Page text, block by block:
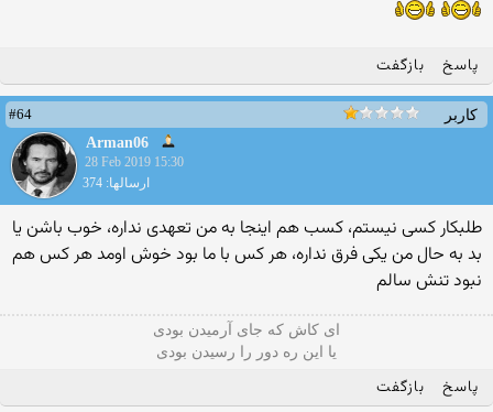
پاسخ بازگفت
کاربر
#64
Arman06
28 Feb 2019 15:30
ارسالها: 374
طلبکار کسی نیستم، کسب هم اینجا به من تعهدی نداره، خوب باشن یا
بد به حال من یکی فرق نداره، هر کس با ما بود خوش اومد هر کس هم
نبود تنش سالم
ای کاش که جای آرمیدن بودی
یا این ره دور را رسیدن بودی
پاسخ بازگفت